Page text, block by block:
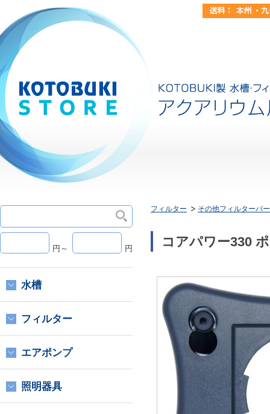
フィルター その他フィルターパ
コアパワー330
円～ 円
水槽
フィルター
エアポンプ
照明器具